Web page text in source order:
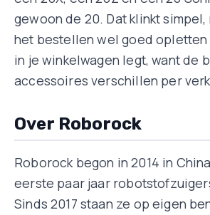
gewoon de 20. Dat klinkt simpel,
het bestellen wel goed
in je winkelwagen legt, want de
accessoires verschillen per
Over Roborock
Roborock begon in 2014 in
eerste paar jaar
Sinds 2017 staan ze op eigen